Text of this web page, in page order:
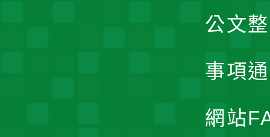
公文
事項
網站